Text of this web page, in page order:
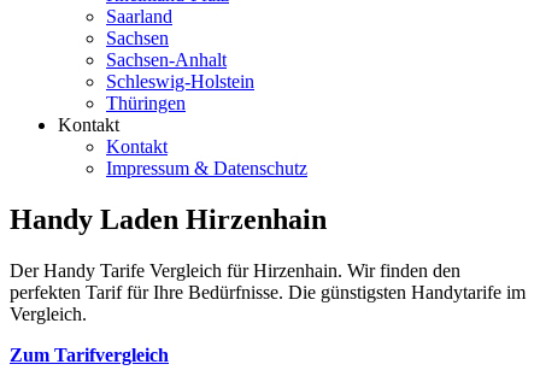
Saarland
Sachsen
Sachsen-Anhalt
Schleswig-Holstein
Thüringen
Kontakt
Kontakt
Impressum & Datenschutz
Handy Laden Hirzenhain
Der Handy Tarife Vergleich für Hirzenhain. Wir finden den
perfekten Tarif für Ihre Bedürfnisse. Die günstigsten Handytarife im
Vergleich.
Zum Tarifvergleich